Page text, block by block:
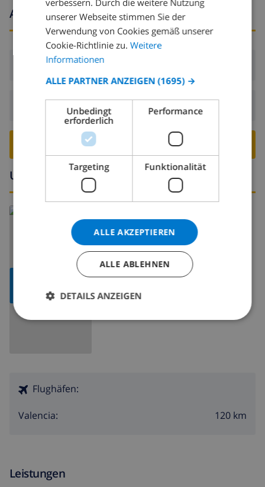
Ankunfts- und abfahrtszeiten
Ankunft:
Abreise: Vor: 10:00
VILLA BUCHEN ›
Umgebung
ANZEIGEN
Spanien >Costa Blanca Calpe
Flughäfen:
Valencia: 120 km
Leistungen
SPANISH
GERMAN
ITALIAN
DANISH
verbessern. Durch die weitere Nutzung
unserer Webseite stimmen Sie der
Verwendung von Cookies gemäß unserer
Cookie-Richtlinie zu. Weitere
Informationen
ALLE PARTNER ANZEIGEN (1695) →
Unbedingt
erforderlich
Performance
Targeting Funktionalität
ALLE AKZEPTIEREN
ALLE ABLEHNEN
DETAILS ANZEIGEN